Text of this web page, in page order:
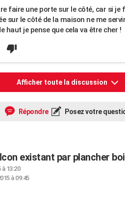
faire une porte sur le côté, car si je
sur le côté de la maison ne me
haut je pense que cela va être cher !
Afficher toute la discussion
Répondre Posez votre
existant par plancher
à 13:20
à 09:45